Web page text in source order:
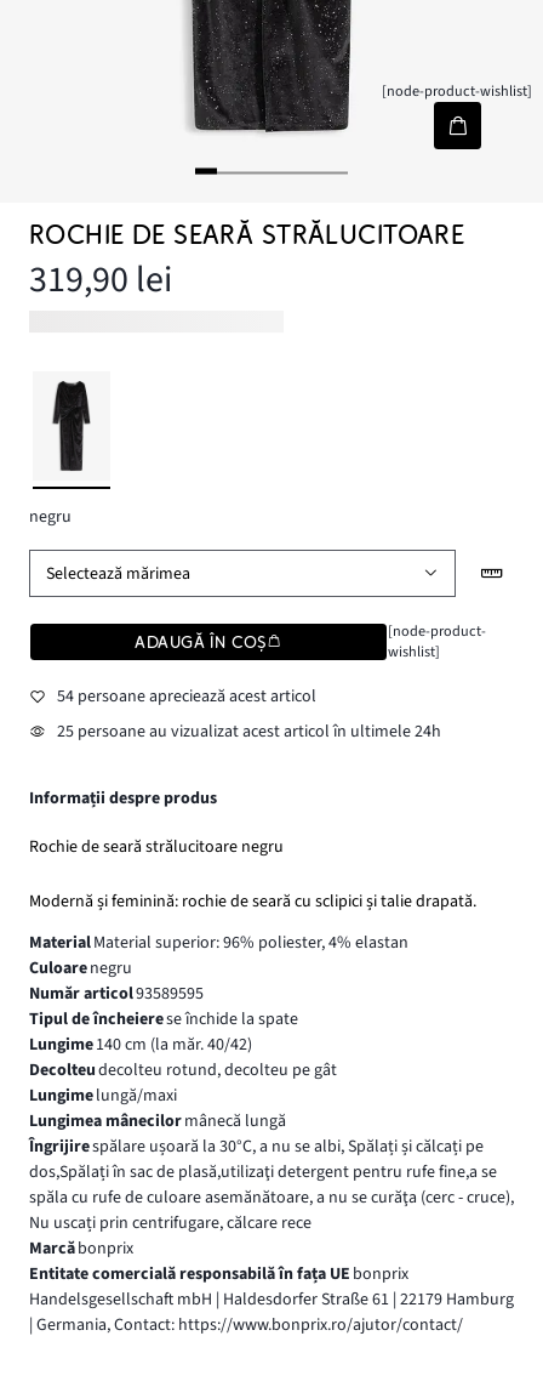
[node-product-wishlist]
ROCHIE DE SEARĂ STRĂLUCITOARE
319,90 lei
negru
Selectează mărimea
ADAUGĂ ÎN COȘ
[node-product-
wishlist]
54 persoane apreciează acest articol
25 persoane au vizualizat acest articol în ultimele 24h
Informații despre produs
Rochie de seară strălucitoare negru
Modernă și feminină: rochie de seară cu sclipici și talie drapată.
MaterialMaterial superior: 96% poliester, 4% elastan
Culoarenegru
Număr articol93589595
Tipul de încheierese închide la spate
Lungime140 cm (la măr. 40/42)
Decolteudecolteu rotund, decolteu pe gât
Lungimelungă/maxi
Lungimea mânecilormânecă lungă
Îngrijirespălare ușoară la 30°C, a nu se albi, Spălați și călcați pe
dos,Spălați în sac de plasă,utilizaţi detergent pentru rufe fine,a se
spăla cu rufe de culoare asemănătoare, a nu se curăţa (cerc - cruce),
Nu uscați prin centrifugare, călcare rece
Marcăbonprix
Entitate comercială responsabilă în fața UE bonprix
Handelsgesellschaft mbH | Haldesdorfer Straße 61 | 22179 Hamburg
| Germania, Contact: https://www.bonprix.ro/ajutor/contact/